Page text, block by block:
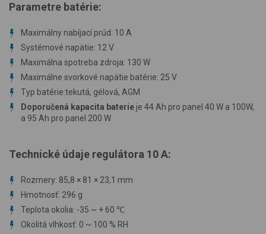
Parametre batérie:
Maximálny nabíjací prúd: 10 A
Systémové napätie: 12 V
Maximálna spotreba zdroja: 130 W
Maximálne svorkové napätie batérie: 25 V
Typ batérie:tekutá, gélová, AGM
Doporučená kapacita baterie je 44 Ah pro panel 40 W a 100W,
a 95 Ah pro panel 200 W
Technické údaje regulátora 10 A:
Rozmery: 85,8 × 81 × 23,1 mm
Hmotnosť: 296 g
Teplota okolia: -35 ~ + 60 ℃
Okolitá vlhkosť: 0 ~ 100 % RH